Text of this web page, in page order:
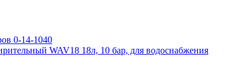
WAV18 18л, 10 бар, для водоснабжения